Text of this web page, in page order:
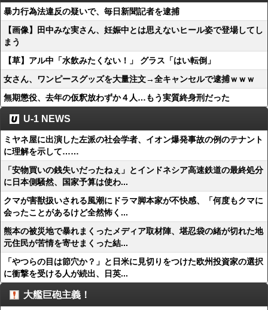
暴力行為法違反の疑いで、毎日新聞記者を逮捕
【画像】田中みな実さん、妊娠中とは思えないヒール姿で登場してし
まう
【草】アル中「水飲みたくない！」 グラス「はい転倒」
女さん、ワンピースグッズを大量注文→全キャンセルで逮捕ｗｗｗ
無期懲役、去年の仮釈放わずか４人…もう実質終身刑だった
U-1 NEWS
ミヤネ屋に出演した左派の社会学者、イオン爆発事故の例のテナント
に理解を示して……
「安物買いの銭失いだったねぇ」とインドネシア高速鉄道の最終処分
に日本側騒然、国家予算は使わ...
クマが害獣扱いされる風潮にドラマ脚本家が不快感、「何度もクマに
会ったことがあるけど全然怖く...
熊本の被災地で暴れまくったメディア取材陣、堪忍袋の緒が切れた地
元住民が苦情を寄せまくった結...
「やつらの目は節穴か？」と日米に見切りをつけた欧州投資家の選択
に衝撃を受ける人が続出、日英...
大艦巨砲主義！